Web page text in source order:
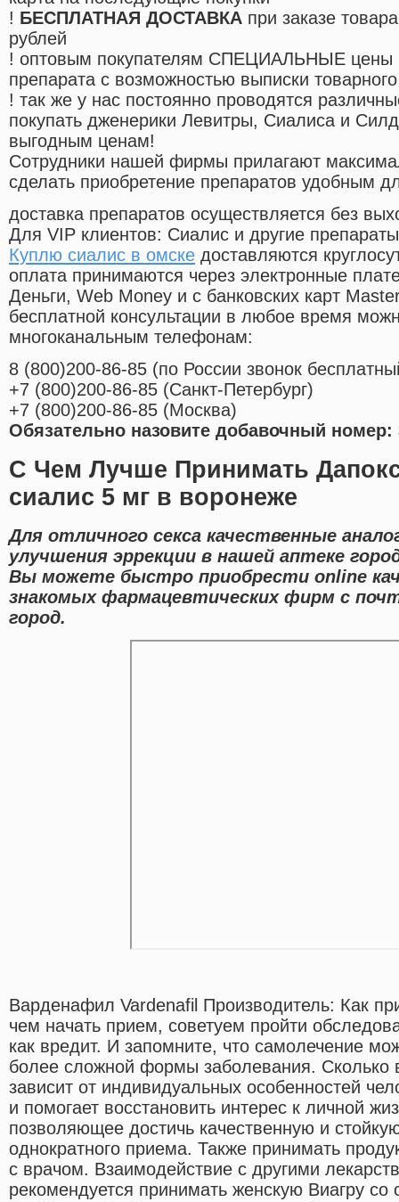
! БЕСПЛАТНАЯ ДОСТАВКА при заказе
рублей
! оптовым покупателям СПЕЦИАЛЬНЫЕ цены
препарата с возможностью выписки
! так же у нас постоянно проводятся
покупать дженерики Левитры, Сиалиса и
выгодным ценам!
Cотрудники нашей фирмы прилагают
сделать приобретение препаратов удобным
доставка препаратов осуществляется без
Для VIP клиентов: Сиалис и другие
Куплю сиалис в омске доставляются
оплата принимаются через электронные
Деньги, Web Money и с банковских карт
бесплатной консультации в любое время
многоканальным телефонам:
8 (800)200-86-85 (по России звонок
+7 (800)200-86-85 (Санкт-Петербург)
+7 (800)200-86-85 (Москва)
Обязательно назовите добавочный номер:
С Чем Лучше Принимать
сиалис 5 мг в воронеже
Для отличного секса качественные
улучшения эррекции в нашей аптеке
Вы можете быстро приобрести online
знакомых фармацевтических фирм с
город.
Варденафил Vardenafil Производитель: Как
чем начать прием, советуем пройти
как вредит. И запомните, что самолечение
более сложной формы заболевания. Сколько
зависит от индивидуальных особенностей
и помогает восстановить интерес к личной
позволяющее достичь качественную и
однократного приема. Также принимать
с врачом. Взаимодействие с другими
рекомендуется принимать женскую Виагру